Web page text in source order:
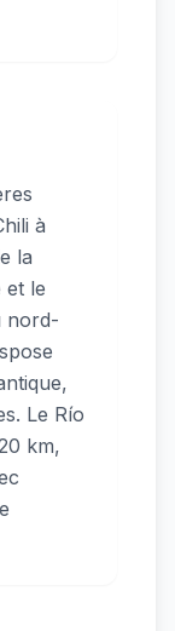
à
la
et le
nord-
Le Río
km,